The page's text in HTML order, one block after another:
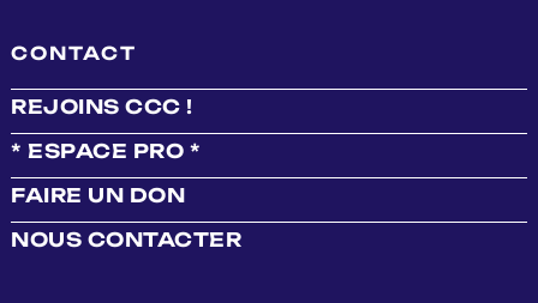
CONTACT
REJOINS CCC !
* ESPACE PRO *
FAIRE UN DON
NOUS CONTACTER